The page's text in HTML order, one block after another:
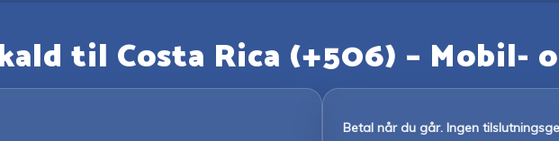
til Costa Rica (+506) – Mobil-
Betal når du går. Ingen